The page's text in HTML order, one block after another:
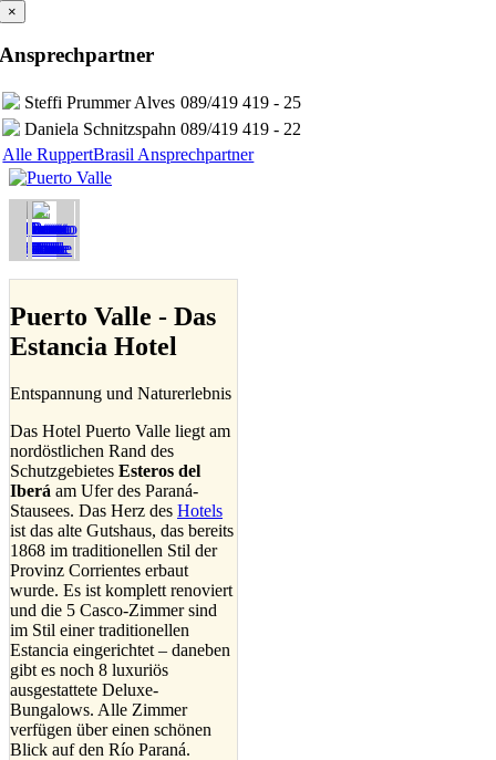
×
Ansprechpartner
Steffi Prummer Alves 089/419 419 - 25
Daniela Schnitzspahn 089/419 419 - 22
Alle RuppertBrasil Ansprechpartner
Puerto Valle - Das
Estancia Hotel
Entspannung und Naturerlebnis
Das Hotel Puerto Valle liegt am
nordöstlichen Rand des
Schutzgebietes Esteros del
Iberá am Ufer des Paraná-
Stausees. Das Herz des Hotels
ist das alte Gutshaus, das bereits
1868 im traditionellen Stil der
Provinz Corrientes erbaut
wurde. Es ist komplett renoviert
und die 5 Casco-Zimmer sind
im Stil einer traditionellen
Estancia eingerichtet – daneben
gibt es noch 8 luxuriös
ausgestattete Deluxe-
Bungalows. Alle Zimmer
verfügen über einen schönen
Blick auf den Río Paraná.